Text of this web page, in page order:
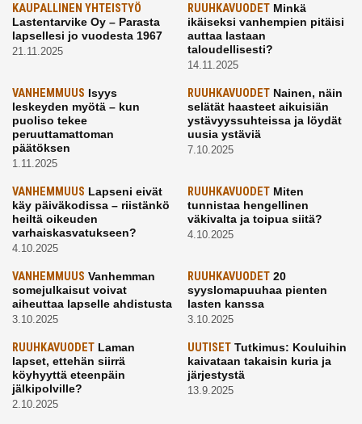
KAUPALLINEN YHTEISTYÖ
Lastentarvike Oy – Parasta
lapsellesi jo vuodesta 1967
21.11.2025
RUUHKAVUODETMinkä
ikäiseksi vanhempien pitäisi
auttaa lastaan
taloudellisesti?
14.11.2025
VANHEMMUUS Isyys
leskeyden myötä – kun
puoliso tekee
peruuttamattoman
päätöksen
1.11.2025
RUUHKAVUODETNainen, näin
selätät haasteet aikuisiän
ystävyyssuhteissa ja löydät
uusia ystäviä
7.10.2025
VANHEMMUUS Lapseni eivät
käy päiväkodissa – riistänkö
heiltä oikeuden
varhaiskasvatukseen?
4.10.2025
RUUHKAVUODETMiten
tunnistaa hengellinen
väkivalta ja toipua siitä?
4.10.2025
VANHEMMUUS Vanhemman
somejulkaisut voivat
aiheuttaa lapselle ahdistusta
3.10.2025
RUUHKAVUODET20
syyslomapuuhaa pienten
lasten kanssa
3.10.2025
RUUHKAVUODET Laman
lapset, ettehän siirrä
köyhyyttä eteenpäin
jälkipolville?
2.10.2025
UUTISETTutkimus: Kouluihin
kaivataan takaisin kuria ja
järjestystä
13.9.2025